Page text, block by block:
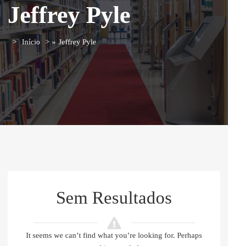
Jeffrey Pyle
Início » Jeffrey Pyle
Sem Resultados
It seems we can’t find what you’re looking for. Perhaps